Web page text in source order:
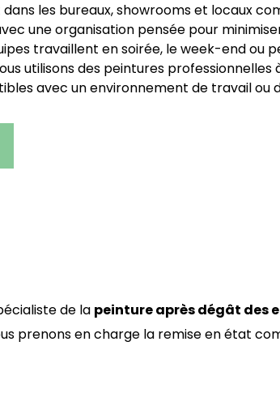
les bureaux, showrooms et locaux
une organisation pensée pour
travaillent en soirée, le week-end ou
utilisons des peintures professionnelles
avec un environnement de travail ou
de la peinture après dégât des
prenons en charge la remise en état